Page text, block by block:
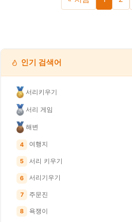
인기 검색어
서리키우기
서리 게임
해변
4 여행지
5 서리 키우기
6 서리기우기
7 주문진
8 욕쟁이